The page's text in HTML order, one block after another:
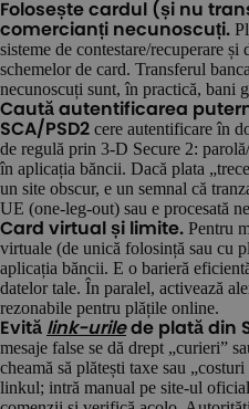
Folosește cardul (și nu
comercianți necunoscuți.
sisteme de contestare/recuperare
schemelor de card. Transferul
necunoscuți sunt, în practică, bani
Caută autentificarea
SCA/PSD2 cere autentificare în
de regulă prin 3-D Secure 2:
în aplicația băncii. Dacă plata
un site obscur, e un semnal că
UE (one-leg-out) sau e procesată
Card virtual și limite. Pentru
virtuale (de unică folosință sau cu
aplicația băncii. E o barieră
datelor tale. În paralel, activează
rezonabile pentru plățile online.
Evită link-urilede plată din
mesaje false se dă drept „curieri”
cheamă să plătești taxe sau
linkul; intră manual pe site-ul